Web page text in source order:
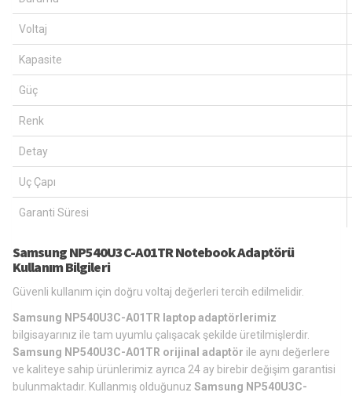
Voltaj
Kapasite
Güç
Renk
Detay
Uç Çapı
Garanti Süresi
Samsung NP540U3C-A01TR Notebook Adaptörü
Kullanım Bilgileri
Güvenli kullanım için doğru voltaj değerleri tercih edilmelidir.
Samsung NP540U3C-A01TR laptop adaptörlerimiz
bilgisayarınız ile tam uyumlu çalışacak şekilde üretilmişlerdir.
Samsung NP540U3C-A01TR orijinal adaptör ile aynı değerlere
ve kaliteye sahip ürünlerimiz ayrıca 24 ay birebir değişim garantisi
bulunmaktadır. Kullanmış olduğunuz Samsung NP540U3C-